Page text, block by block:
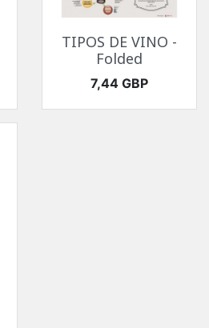
TIPOS DE VINO -
Folded
Precio
7,44 GBP